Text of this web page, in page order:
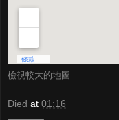
檢視較大的地圖
Died at 01:16